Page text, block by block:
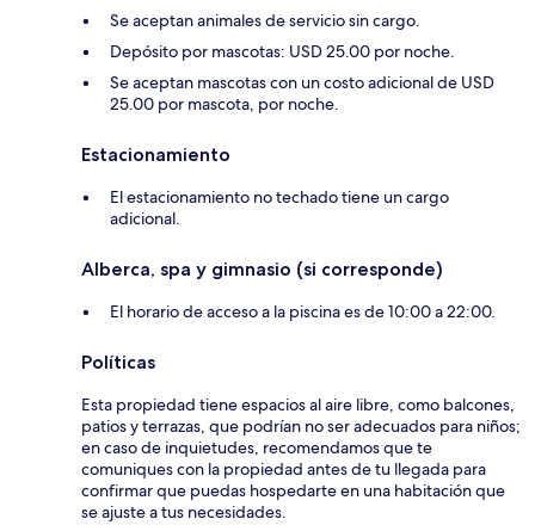
Se aceptan animales de servicio sin cargo.
Depósito por mascotas: USD 25.00 por noche.
Se aceptan mascotas con un costo adicional de USD
25.00 por mascota, por noche.
Estacionamiento
El estacionamiento no techado tiene un cargo
adicional.
Alberca, spa y gimnasio (si corresponde)
El horario de acceso a la piscina es de 10:00 a 22:00.
Políticas
Esta propiedad tiene espacios al aire libre, como balcones,
patios y terrazas, que podrían no ser adecuados para niños;
en caso de inquietudes, recomendamos que te
comuniques con la propiedad antes de tu llegada para
confirmar que puedas hospedarte en una habitación que
se ajuste a tus necesidades.